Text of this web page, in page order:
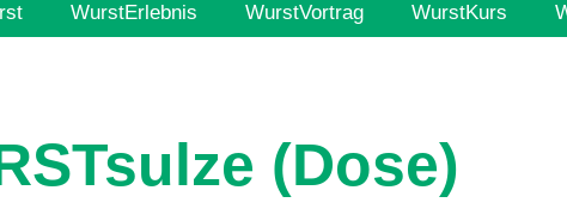
WurstErlebnis WurstVortrag WurstKurs
(Dose)